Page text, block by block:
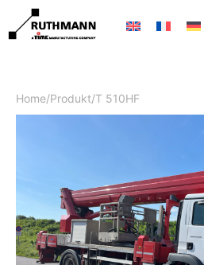
Home/Produkt/T 510HF